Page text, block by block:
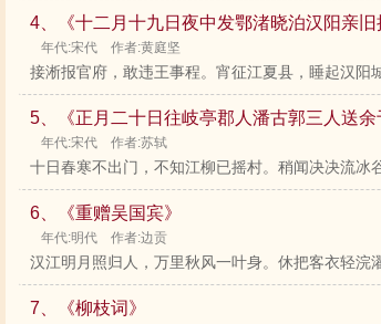
4、《十二月十九日夜中发鄂渚晓泊汉阳亲旧
年代:宋代 作者:黄庭坚
接淅报官府，敢违王事程。宵征江夏县，睡起汉阳
5、《正月二十日往岐亭郡人潘古郭三人送余
年代:宋代 作者:苏轼
十日春寒不出门，不知江柳已摇村。稍闻决决流冰
6、《重赠吴国宾》
年代:明代 作者:边贡
汉江明月照归人，万里秋风一叶身。休把客衣轻浣
7、《柳枝词》